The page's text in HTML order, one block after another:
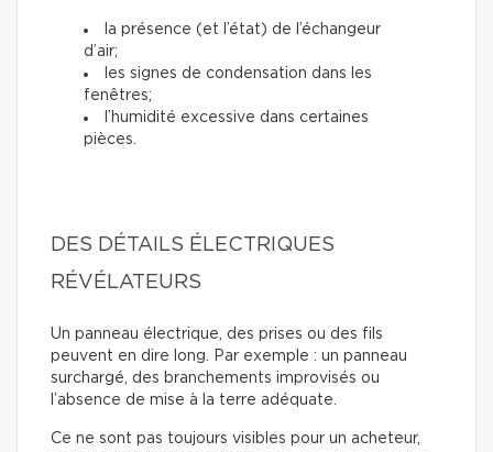
la présence (et l’état) de l’échangeur
d’air;
les signes de condensation dans les
fenêtres;
l’humidité excessive dans certaines
pièces.
DES DÉTAILS ÉLECTRIQUES
RÉVÉLATEURS
Un panneau électrique, des prises ou des fils
peuvent en dire long. Par exemple : un panneau
surchargé, des branchements improvisés ou
l’absence de mise à la terre adéquate.
Ce ne sont pas toujours visibles pour un acheteur,